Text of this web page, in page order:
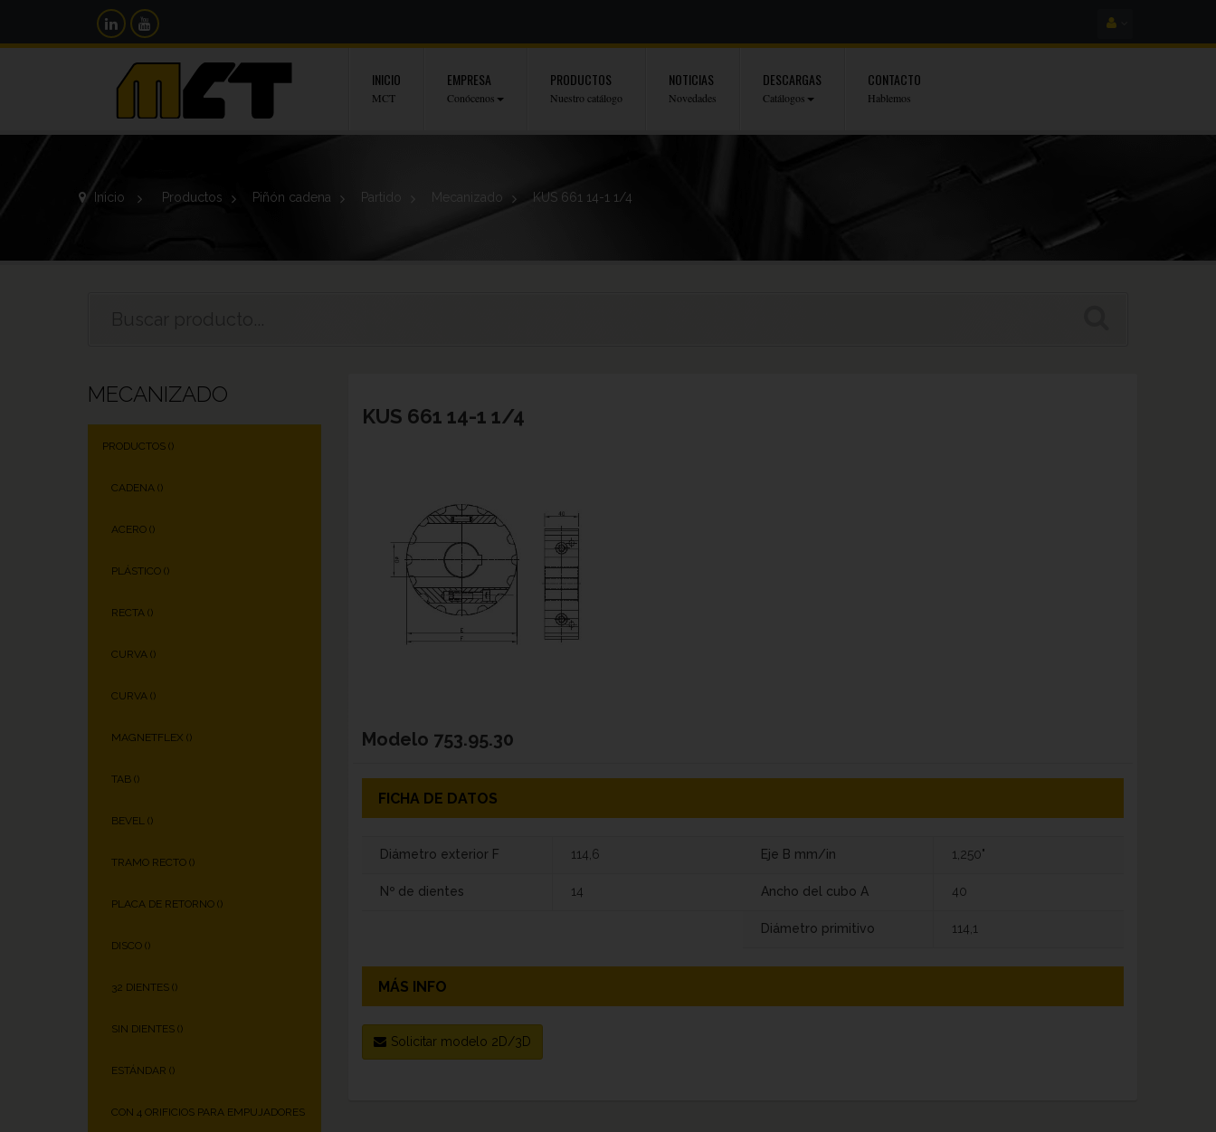
INICIO
MCT
EMPRESA
Conócenos
PRODUCTOS
Nuestro catálogo
NOTICIAS
Novedades
DESCARGAS
Catálogos
CONTACTO
Hablemos
Inicio > Productos > Piñón cadena > Partido > Mecanizado > KUS 661 14-1 1/4
MECANIZADO
PRODUCTOS ()
CADENA ()
ACERO ()
PLÁSTICO ()
RECTA ()
CURVA ()
CURVA ()
MAGNETFLEX ()
TAB ()
BEVEL ()
TRAMO RECTO ()
PLACA DE RETORNO ()
DISCO ()
32 DIENTES ()
SIN DIENTES ()
ESTÁNDAR ()
CON 4 ORIFICIOS PARA EMPUJADORES
KUS 661 14-1 1/4
Modelo 753.95.30
FICHA DE DATOS
Diámetro exterior F 114,6
Nº de dientes 14
Eje B mm/in 1,250"
Ancho del cubo A 40
Diámetro primitivo 114,1
MÁS INFO
Solicitar modelo 2D/3D